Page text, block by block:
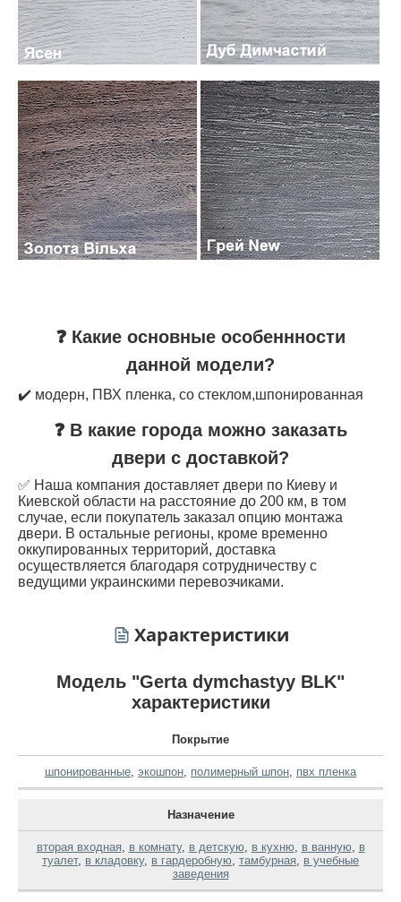
❓ Какие основные особеннности
данной модели?
✔️ модерн, ПВХ пленка, со стеклом,шпонированная
❓ В какие города можно заказать
двери с доставкой?
✅ Наша компания доставляет двери по Киеву и
Киевской области на расстояние до 200 км, в том
случае, если покупатель заказал опцию монтажа
двери. В остальные регионы, кроме временно
оккупированных территорий, доставка
осуществляется благодаря сотрудничеству с
ведущими украинскими перевозчиками.
Характеристики
Модель "Gerta dymchastyy BLK"
характеристики
Покрытие
шпонированные экошпон полимерный шпон пвх пленка
Назначение
вторая входная в комнату, в детскую, в кухню, в ванную, в
туалет, в кладовку, в гардеробную тамбурная
в учебные
заведения